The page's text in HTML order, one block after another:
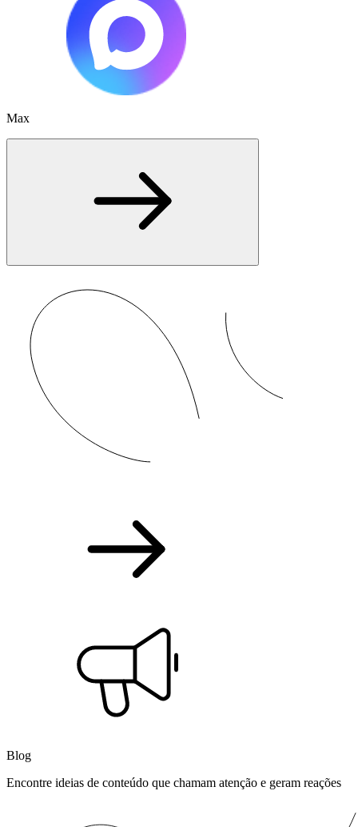
Max
Blog
Encontre ideias de conteúdo que chamam atenção e geram reações